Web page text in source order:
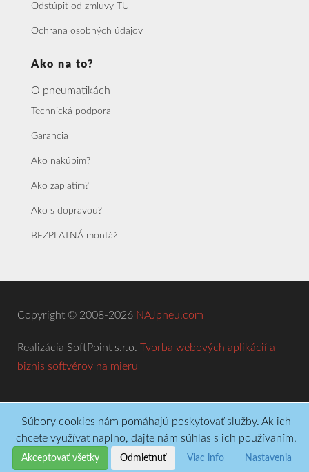
Odstúpiť od zmluvy TU
Ochrana osobných údajov
Ako na to?
O pneumatikách
Technická podpora
Garancia
Ako nakúpim?
Ako zaplatím?
Ako s dopravou?
BEZPLATNÁ montáž
Copyright © 2008-2026 NAJpneu.com
Realizácia SoftPoint s.r.o. Tvorba webových aplikácií a
biznis softvérov na mieru
Súbory cookies nám pomáhajú poskytovať služby. Ak ich
chcete využívať naplno, dajte nám súhlas s ich používaním.
Akceptovať všetky Odmietnuť Viac info Nastavenia